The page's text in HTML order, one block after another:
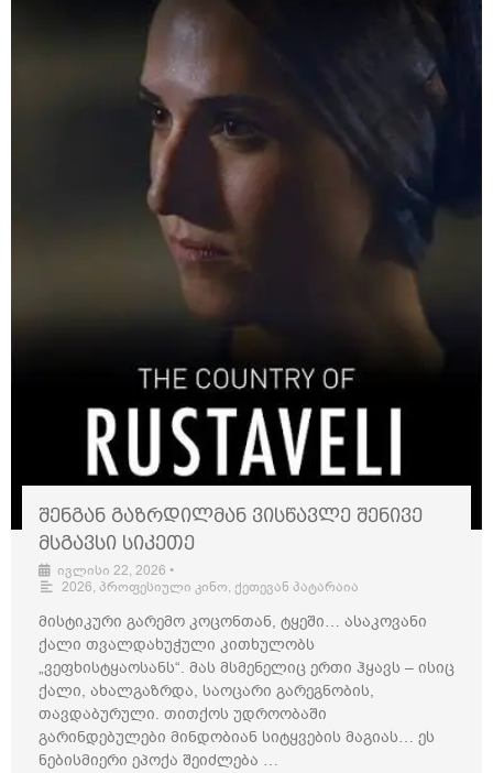
შენგან გაზრდილმან ვისწავლე შენივე
მსგავსი სიკეთე
ივლისი 22, 2026 •
2026, პროფესიული კინო, ქეთევან პატარაია
მისტიკური გარემო კოცონთან, ტყეში… ასაკოვანი
ქალი თვალდახუჭული კითხულობს
„ვეფხისტყაოსანს“. მას მსმენელიც ერთი ჰყავს – ისიც
ქალი, ახალგაზრდა, საოცარი გარეგნობის,
თავდაბურული. თითქოს უდროობაში
გარინდებულები მინდობიან სიტყვების მაგიას… ეს
ნებისმიერი ეპოქა შეიძლება …